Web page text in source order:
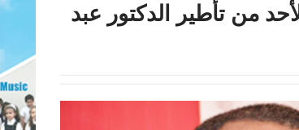
من تأطير الدكتور عبد